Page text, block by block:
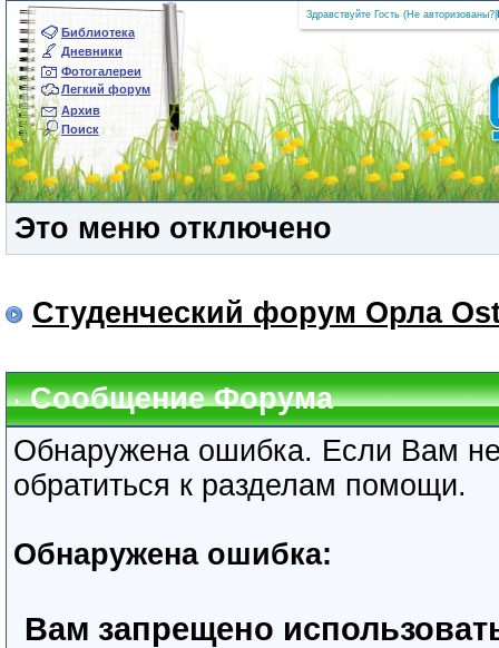
Библиотека
Дневники
Фотогалереи
Легкий форум
Архив
Поиск
Здравствуйте Гость (Не авторизованы?
Это меню отключено
Студенческий форум Орла
Сообщение Форума
Обнаружена ошибка. Если Вам
обратиться к разделам помощи.
Обнаружена ошибка:
Вам запрещено